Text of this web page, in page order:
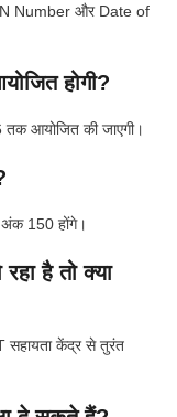
Number और Date of
होगी?
आयोजित की जाएगी।
अंक 150 होंगे।
है तो क्या
सहायता केंद्र से तुरंत